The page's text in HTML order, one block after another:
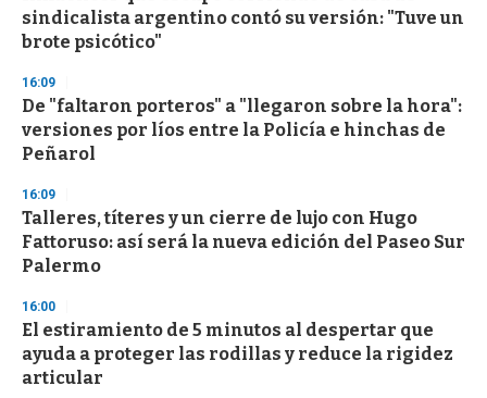
o
n
sindicalista argentino contó su versión: "Tuve un
brote psicótico"
16:09
De "faltaron porteros" a "llegaron sobre la hora":
versiones por líos entre la Policía e hinchas de
Peñarol
16:09
Talleres, títeres y un cierre de lujo con Hugo
Fattoruso: así será la nueva edición del Paseo Sur
Palermo
16:00
El estiramiento de 5 minutos al despertar que
ayuda a proteger las rodillas y reduce la rigidez
articular